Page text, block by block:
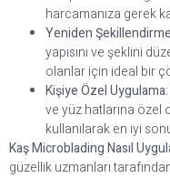
harcamanıza gerek
Yeniden
yapısını ve şeklini
olanlar için ideal bir
Kişiye Özel Uygulama:
ve yüz hatlarına özel
kullanılarak en iyi
Kaş Microblading Nasıl
güzellik uzmanları